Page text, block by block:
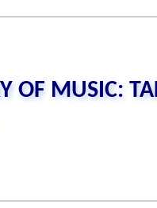
OF MUSIC: